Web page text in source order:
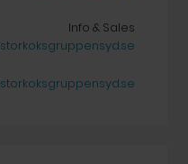
Info & Sales